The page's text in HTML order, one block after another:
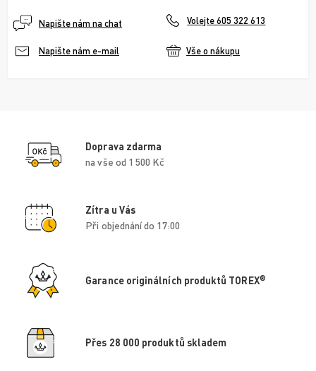
Napište nám na chat Volejte 605 322 613
Napište nám e-mail Vše o nákupu
Doprava zdarma
na vše od 1 500 Kč
Zítra u Vás
Při objednání do 17:00
Garance originálních produktů TOREX®
Přes 28 000 produktů skladem